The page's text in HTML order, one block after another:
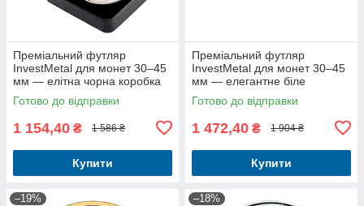
Преміальний футляр
InvestMetal для монет 30–45
мм — елітна чорна коробка
для колекційного зберігання
Готово до відправки
1 154,40 ₴ 1 586 ₴
Купити
Преміальний футляр
InvestMetal для монет 30–45
мм — елегантне біле
оздоблення для колекцій
Готово до відправки
1 472,40 ₴ 1 904 ₴
Купити
–19% –18%